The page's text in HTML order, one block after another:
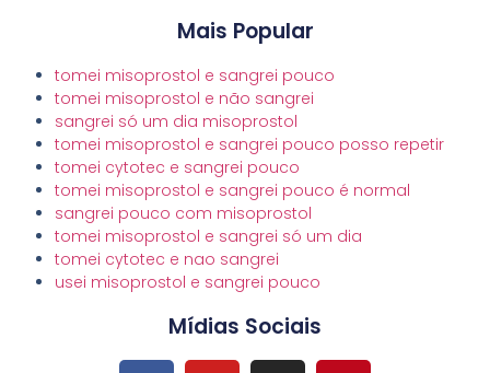
Mais Popular
tomei misoprostol e sangrei pouco
tomei misoprostol e não sangrei
sangrei só um dia misoprostol
tomei misoprostol e sangrei pouco posso repetir
tomei cytotec e sangrei pouco
tomei misoprostol e sangrei pouco é normal
sangrei pouco com misoprostol
tomei misoprostol e sangrei só um dia
tomei cytotec e nao sangrei
usei misoprostol e sangrei pouco
Mídias Sociais